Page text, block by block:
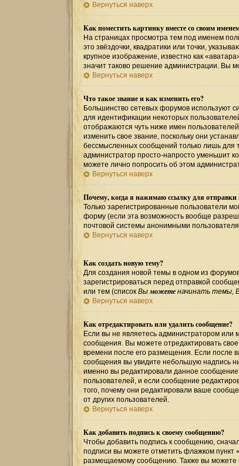
Вернуться наверх
Как поместить картинку вместе со своим
На страницах просмотра тем под именем
это звёздочки, квадратики или точки,
крупное изображение, известно как
значит таково решение администрации. Вы
Вернуться наверх
Что такое звание и как изменить его?
Большинство сетевых форумов используют
для идентификации некоторых
отображаются чуть ниже имен
изменить свое звание, поскольку они
бессмысленных сообщений только лишь для
администратор просто-напросто уменьшит
можете лично попросить об этом
Вернуться наверх
Почему, когда я нажимаю ссылку для отправки
Только зарегистрированные пользователи
форму (если эта возможность вообще
почтовой системы анонимными
Вернуться наверх
Как создать новую тему?
Для создания новой темы в одном из
зарегистрироваться перед отправкой
или тем (список Выможете начинать темы,
Вернуться наверх
Как отредактировать или удалить сообщение?
Если вы не являетесь администратором или
сообщения. Вы можете отредактировать
времени после его размещения. Если после
сообщения вы увидите небольшую надпись
именно вы редактировали данное
пользователей, и если сообщение
того, почему они редактировали ваше
от других пользователей.
Вернуться наверх
Как добавить подпись к своему сообщению?
Чтобы добавить подпись к сообщению,
подписи вы можете отметить флажком пункт
размещаемому сообщению. Также вы можете